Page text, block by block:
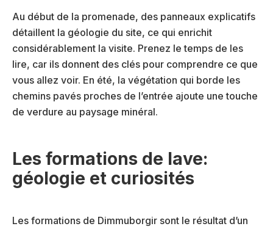
Au début de la promenade, des panneaux explicatifs
détaillent la géologie du site, ce qui enrichit
considérablement la visite. Prenez le temps de les
lire, car ils donnent des clés pour comprendre ce que
vous allez voir. En été, la végétation qui borde les
chemins pavés proches de l’entrée ajoute une touche
de verdure au paysage minéral.
Les formations de lave:
géologie et curiosités
Les formations de Dimmuborgir sont le résultat d’un